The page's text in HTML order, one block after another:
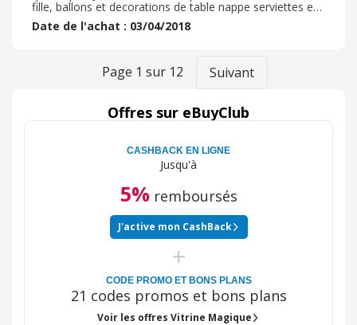
fille, ballons et decorations de table nappe serviettes etc
le colis est bien arrivé dans les délais annoncés.
Date de l'achat : 03/04/2018
Page 1 sur 12 Suivant
Offres sur eBuyClub
CASHBACK EN LIGNE
Jusqu'à
5% remboursés
J'active mon CashBack
CODE PROMO ET BONS PLANS
21 codes promos et bons plans
Voir les offres Vitrine Magique